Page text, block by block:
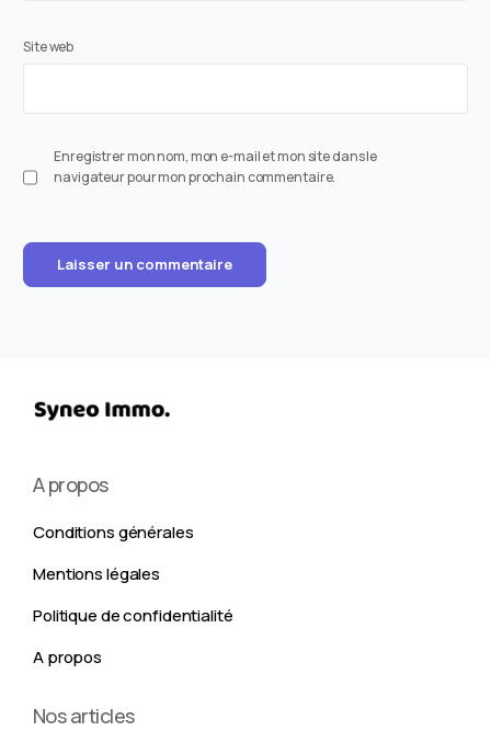
Site web
Enregistrer mon nom, mon e-mail et mon site dans le
navigateur pour mon prochain commentaire.
A propos
Conditions générales
Mentions légales
Politique de confidentialité
A propos
Nos articles